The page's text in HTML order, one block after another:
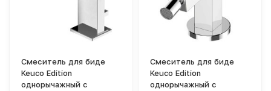
Смеситель для биде
Keuco Edition
однорычажный с
Смеситель для биде
Keuco Edition
однорычажный с